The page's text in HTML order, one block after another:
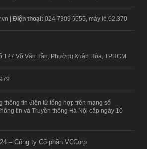
| Điện thoại: 024 7309 5555, máy lẻ 62.370
127 Võ Văn Tần, Phường Xuân Hòa, TPHCM
thông tin điện tử tổng hợp trên mạng số
tin và Truyền thông Hà Nội cấp ngày 10
– Công ty Cổ phần VCCorp